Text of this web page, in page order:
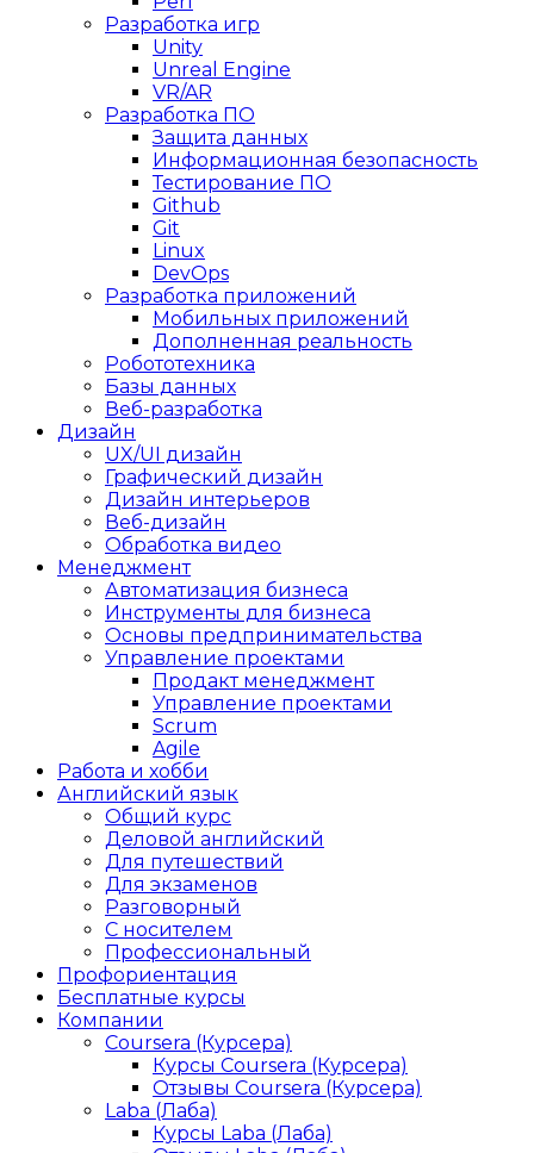
Разработка игр
Unity
Unreal Engine
VR/AR
Разработка ПО
Защита данных
Информационная безопасность
Тестирование ПО
Github
Git
Linux
DevOps
Разработка приложений
Мобильных приложений
Дополненная реальность
Робототехника
Базы данных
Веб-разработка
Дизайн
UX/UI дизайн
Графический дизайн
Дизайн интерьеров
Веб-дизайн
Обработка видео
Менеджмент
Автоматизация бизнеса
Инструменты для бизнеса
Основы предпринимательства
Управление проектами
Продакт менеджмент
Управление проектами
Scrum
Agile
Работа и хобби
Английский язык
Общий курс
Деловой английский
Для путешествий
Для экзаменов
Разговорный
С носителем
Профессиональный
Профориентация
Бесплатные курсы
Компании
Coursera (Курсера)
Курсы Coursera (Курсера)
Отзывы Coursera (Курсера)
Laba (Лаба)
Курсы Laba (Лаба)